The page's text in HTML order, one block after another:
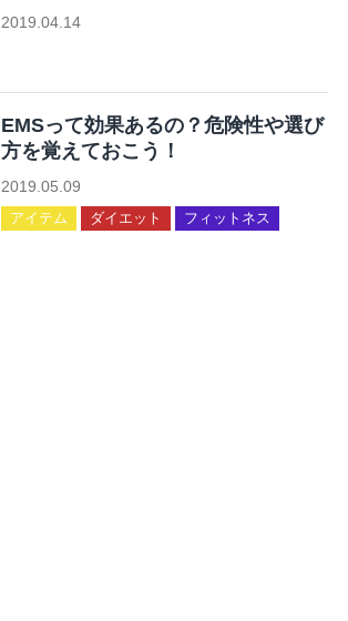
12ヶ所まとめ
2019.04.14
EMSって効果あるの？危険性や選び
方を覚えておこう！
2019.05.09
アイテム ダイエット フィットネス